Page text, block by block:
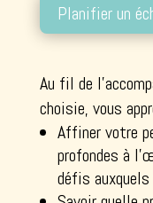
Planifier un
Au fil de
choisie, vous
Affiner votre
profondes à
défis